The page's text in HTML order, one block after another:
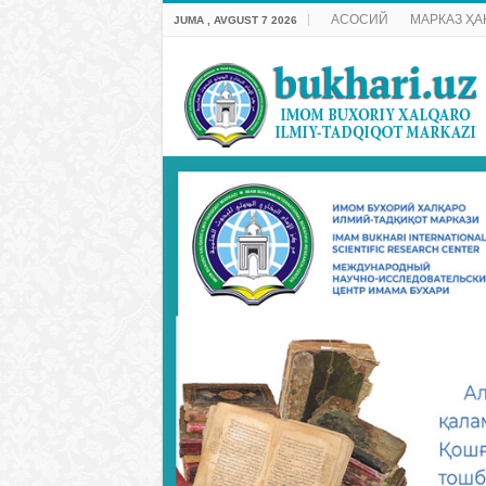
JUMA , AVGUST 7 2026 АСОСИЙ МАРКАЗ